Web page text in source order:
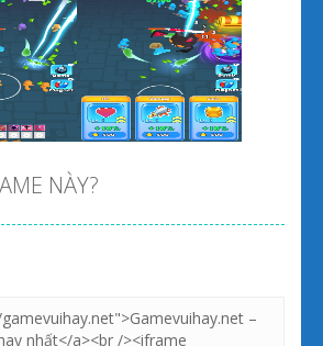
PLAY
Zoom
NÀY?